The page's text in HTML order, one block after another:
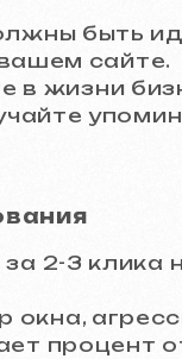
быть
сайте.
в жизни
2-3 клика
окна,
процент